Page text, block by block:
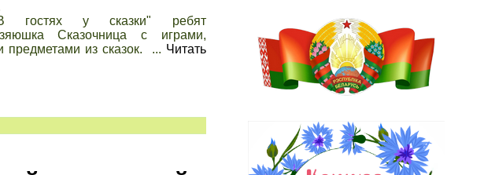
гостях у сказки" ребят
Сказочница с играми,
из сказок. ... Читать